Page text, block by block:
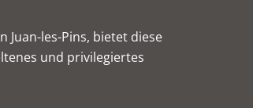
Juan-les-Pins, bietet diese
und privilegiertes